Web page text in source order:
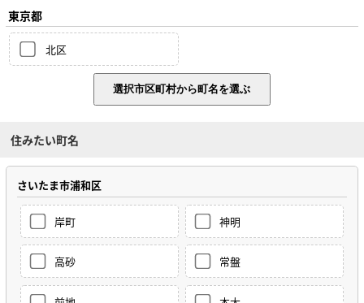
東京都
北区
住みたい町名
さいたま市浦和区
岸町 神明
高砂 常盤